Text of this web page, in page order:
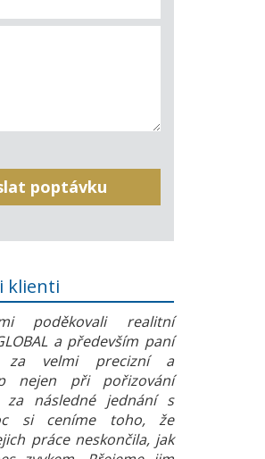
klienti
poděkovali realitní
a především paní
za velmi precizní a
nejen při pořizování
následné jednání s
si ceníme toho, že
práce neskončila, jak